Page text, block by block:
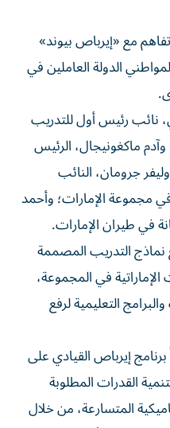
مع «إيرباص بيوند»
الدولة العاملين في
نائب رئيس أول للتدريب
ماكغونيجال، الرئيس
جرومان، النائب
في مجموعة الإمارات؛ وأحمد
في طيران الإمارات.
نماذج التدريب المصممة
في المجموعة،
التعليمية لرفع
إماراتياً برنامج إيرباص القيادي على
القدرات المطلوبة
المتسارعة، من خلال